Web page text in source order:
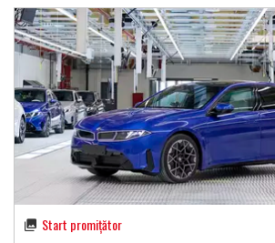
Start promițător